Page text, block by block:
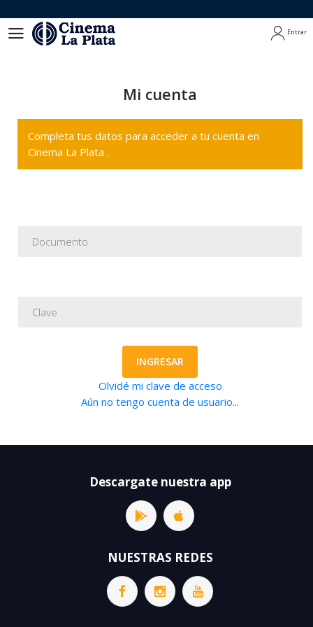
Entrar
Mi cuenta
Completa tus datos para acceder a tu cuenta en
Cinema La Plata .
INGRESAR
Olvidé mi clave de acceso
Aún no tengo cuenta de usuario...
Descargate nuestra app
NUESTRAS REDES